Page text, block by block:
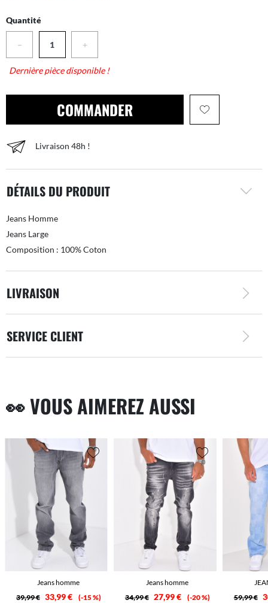
Quantité
− +
Dernière pièce disponible !
COMMANDER
Livraison 48h !
DÉTAILS DU PRODUIT
Jeans Homme
Jeans Large
Composition : 100% Coton
LIVRAISON
SERVICE CLIENT
👀 VOUS AIMEREZ AUSSI
Jeans homme
39,99 € 33,99 € -15 %
Jeans homme
34,99 € 27,99 € -20 %
59,99 €